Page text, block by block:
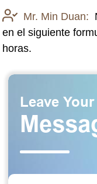
Mr. Min Duan:
en el siguiente
horas.